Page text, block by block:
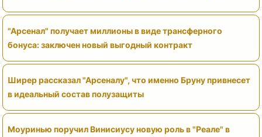
"Арсенал" получает миллионы в виде трансферного
бонуса: заключен новый выгодный контракт
Ширер рассказал "Арсеналу", что именно Бруну привнесет
в идеальный состав полузащиты
Моуринью поручил Винисиусу новую роль в "Реале" в